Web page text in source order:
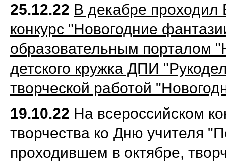
25.12.22 В декабре проходил
конкурс "Новогодние
образовательным порталом
детского кружка ДПИ
творческой работой
19.10.22 На всероссийском
творчества ко Дню учителя
проходившем в октябре,